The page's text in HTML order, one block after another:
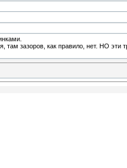
там зазоров, как правило, нет. НО